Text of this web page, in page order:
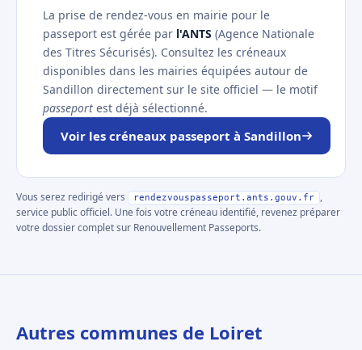
La prise de rendez-vous en mairie pour le
passeport est gérée par l'ANTS (Agence Nationale
des Titres Sécurisés). Consultez les créneaux
disponibles dans les mairies équipées autour de
Sandillon directement sur le site officiel — le motif
passeport est déjà sélectionné.
Voir les créneaux passeport à Sandillon
Vous serez redirigé vers rendezvouspasseport.ants.gouv.fr
,
service public officiel. Une fois votre créneau identifié, revenez préparer
votre dossier complet sur Renouvellement Passeports.
Autres communes de Loiret